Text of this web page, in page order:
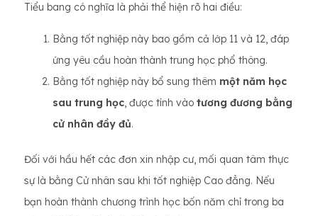
Tiểu bang có nghĩa là phải thể hiện rõ hai điều:
Bằng tốt nghiệp này bao gồm cả lớp 11 và 12, đáp
ứng yêu cầu hoàn thành trung học phổ thông.
Bằng tốt nghiệp này bổ sung thêm một năm học
sau trung học, được tính vào tương đương bằng
cử nhân đầy đủ.
Đối với hầu hết các đơn xin nhập cư, mối quan tâm thực
sự là bằng Cử nhân sau khi tốt nghiệp Cao đẳng. Nếu
bạn hoàn thành chương trình học bốn năm chỉ trong ba